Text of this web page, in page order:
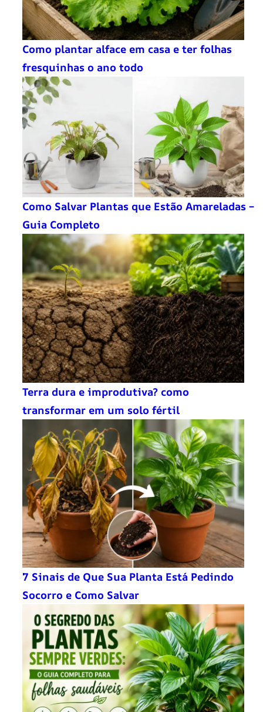
Como plantar alface em casa e ter folhas
fresquinhas o ano todo
Como Salvar Plantas que Estão Amareladas –
Guia Completo
Terra dura e improdutiva? como
transformar em um solo fértil
7 Sinais de Que Sua Planta Está Pedindo
Socorro e Como Salvar